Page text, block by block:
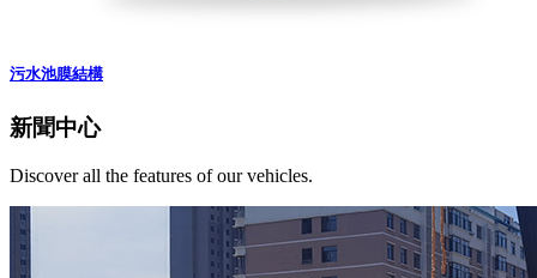
污水池膜結構
新聞中心
Discover all the features of our vehicles.